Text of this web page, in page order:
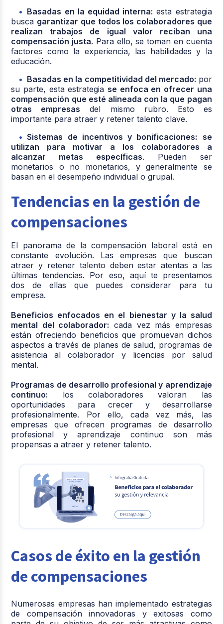
Basadas en la equidad interna: esta estrategia
busca garantizar que todos los colaboradores que
realizan trabajos de igual valor reciban una
compensación justa. Para ello, se toman en cuenta
factores como la experiencia, las habilidades y la
educación.
Basadas en la competitividad del mercado: por
su parte, esta estrategia se enfoca en ofrecer una
compensación que esté alineada con la que pagan
otras empresas del mismo rubro. Esto es
importante para atraer y retener talento clave.
Sistemas de incentivos y bonificaciones:
se
utilizan para motivar a los colaboradores a
alcanzar metas específicas. Pueden ser
monetarios o no monetarios, y generalmente se
basan en el desempeño individual o grupal.
Tendencias en la gestión de
compensaciones
El panorama de la compensación laboral está en
constante evolución. Las empresas que buscan
atraer y retener talento deben estar atentas a las
últimas tendencias. Por eso, aquí te presentamos
dos de ellas que puedes considerar para tu
empresa.
Beneficios enfocados en el bienestar y la salud
mental del colaborador: cada vez más empresas
están ofreciendo beneficios que promuevan dichos
aspectos a través de planes de salud, programas de
asistencia al colaborador y licencias por salud
mental.
Programas de desarrollo profesional y aprendizaje
continuo: los colaboradores valoran las
oportunidades para crecer y desarrollarse
profesionalmente. Por ello, cada vez más, las
empresas que ofrecen programas de desarrollo
profesional y aprendizaje continuo son más
propensas a atraer y retener talento.
Casos de éxito en la gestión
de compensaciones
Numerosas empresas han implementado estrategias
de compensación innovadoras y exitosas como